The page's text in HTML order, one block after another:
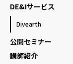
DE&Iサービス
Divearth
公開セミナー
講師紹介